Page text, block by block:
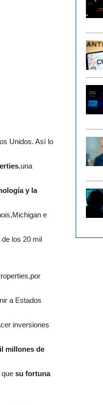
Unidos. Así lo
,una
y la
e
los 20 mil
a Estados
inversiones
millones de
su fortuna